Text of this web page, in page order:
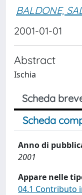
BALDONE,
2001-01-01
Abstract
Ischia
Scheda
Scheda
Anno di
2001
Appare nelle
04.1 Contributo